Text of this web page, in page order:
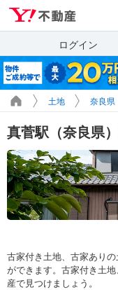
ログイン
土地 奈良県
真菅駅（奈良県
古家付き土地、古家あり
ができます。古家付き土
産で見つけましょう。